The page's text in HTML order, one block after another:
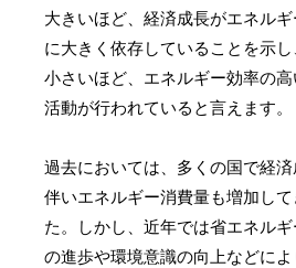
大きいほど、経済成長がエネル
に大きく依存していることを示し
小さいほど、エネルギー効率の
活動が行われていると言えます。
過去においては、多くの国で経済
伴いエネルギー消費量も増加して
た。しかし、近年では省エネル
の進歩や環境意識の向上などによ